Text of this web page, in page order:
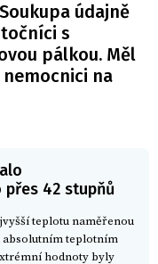
údajně
s
pálkou. Měl
na
42 stupňů
teplotu naměřenou
absolutním teplotním
hodnoty byly